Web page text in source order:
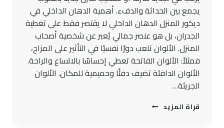
يجمع بين الحداثة والدفء. أهمية الدهان الداخلي في
ديكور المنزل الدهان الداخلي لا يقتصر فقط على تغطية
الجدران، بل هو عنصر جمالي يُعبر عن شخصية أصحاب
المنزل. الألوان تلعب دورًا نفسيًا في التأثير على المزاج،
فمثلاً: الألوان الفاتحة تعطي إحساسًا بالاتساع والراحة.
الألوان الدافئة تضيف دفئًا وحميمية للمكان. الألوان
الجريئة…
قراة المزيد دهان